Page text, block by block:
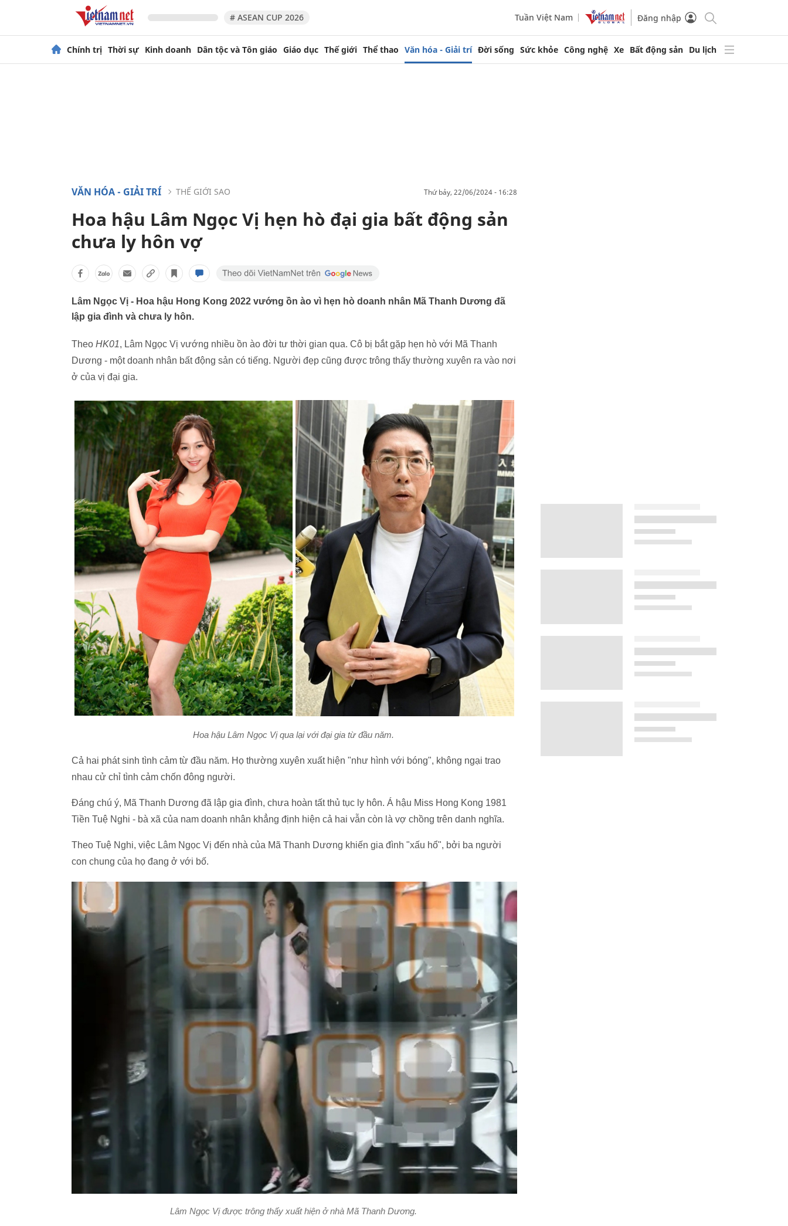
# ASEAN CUP 2026 Tuần Việt Nam Đăng nhập
Chính trị Thời sự Kinh doanh Dân tộc và Tôn giáo Giáo dục Thế giới Thể thao Văn hóa - Giải trí Đời sống Sức khỏe Công nghệ Xe Bất động sản Du lịch
VĂN HÓA - GIẢI TRÍ THẾ GIỚI SAO thứ bảy, 22/06/2024 - 16:28
Hoa hậu Lâm Ngọc Vị hẹn hò đại gia bất động sản
chưa ly hôn vợ
Lâm Ngọc Vị - Hoa hậu Hong Kong 2022 vướng ồn ào vì hẹn hò doanh nhân Mã Thanh Dương đã
lập gia đình và chưa ly hôn.
Theo HK01, Lâm Ngọc Vị vướng nhiều ồn ào đời tư thời gian qua. Cô bị bắt gặp hẹn hò với Mã Thanh
Dương - một doanh nhân bất động sản có tiếng. Người đẹp cũng được trông thấy thường xuyên ra vào nơi
ở của vị đại gia.
Hoa hậu Lâm Ngọc Vị qua lại với đại gia từ đầu năm.
Cả hai phát sinh tình cảm từ đầu năm. Họ thường xuyên xuất hiện "như hình với bóng", không ngại trao
nhau cử chỉ tình cảm chốn đông người.
Đáng chú ý, Mã Thanh Dương đã lập gia đình, chưa hoàn tất thủ tục ly hôn. Á hậu Miss Hong Kong 1981
Tiền Tuệ Nghi - bà xã của nam doanh nhân khẳng định hiện cả hai vẫn còn là vợ chồng trên danh nghĩa.
Theo Tuệ Nghi, việc Lâm Ngọc Vị đến nhà của Mã Thanh Dương khiến gia đình "xấu hổ", bởi ba người
con chung của họ đang ở với bố.
Lâm Ngọc Vị được trông thấy xuất hiện ở nhà Mã Thanh Dương.